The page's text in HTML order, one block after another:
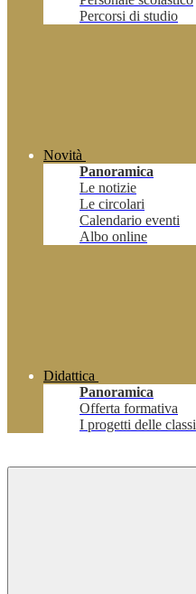
Percorsi di studio
Novità
Panoramica
Le notizie
Le circolari
Calendario eventi
Albo online
Didattica
Panoramica
Offerta formativa
I progetti delle classi